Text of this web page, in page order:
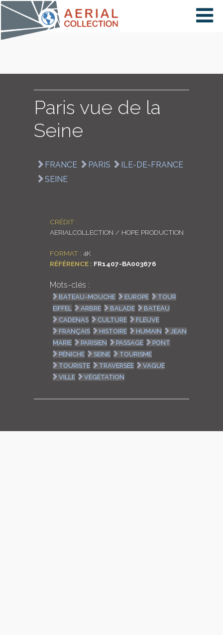
×
PAYS
COLLECTIONS
LOGIN
ENGLISH
Paris vue de la
Seine
FRANCE PARIS
ILE-DE-FRANCE
SEINE
CRÉDIT :
AERIALCOLLECTION / HOPE PRODUCTION
FORMAT : 4K
RÉFÉRENCE : FR1407-BA003676
Mots-clés :
BATEAU-MOUCHE EUROPE
TOUR
EIFFEL
ARBRE BALADE
BATEAU
CADENAS
CULTURE
FLEUVE
FRANÇAIS
HISTOIRE HUMAIN
JEAN
MARIE
PARISIEN PASSAGE
PONT
PÉNICHE
SEINE
TOURISME
TOURISTE
TRAVERSÉE
VAGUE
VILLE
VÉGÉTATION